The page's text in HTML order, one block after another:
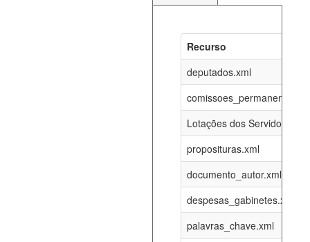
Recurso
deputados.xml
Lotações dos Servidores
proposituras.xml
documento_autor.xml
despesas_gabinetes.xml
palavras_chave.xml
documento_andamento_atual.xml
06-08-
funcionarios_lotacoes.xml
funcionarios_cargos.xml 12-05-
06-08-